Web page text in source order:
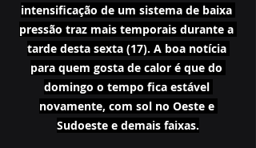
intensificação de um sistema de baixa
pressão traz mais temporais durante a
tarde desta sexta (17). A boa notícia
para quem gosta de calor é que do
domingo o tempo fica estável
novamente, com sol no Oeste e
Sudoeste e demais faixas.